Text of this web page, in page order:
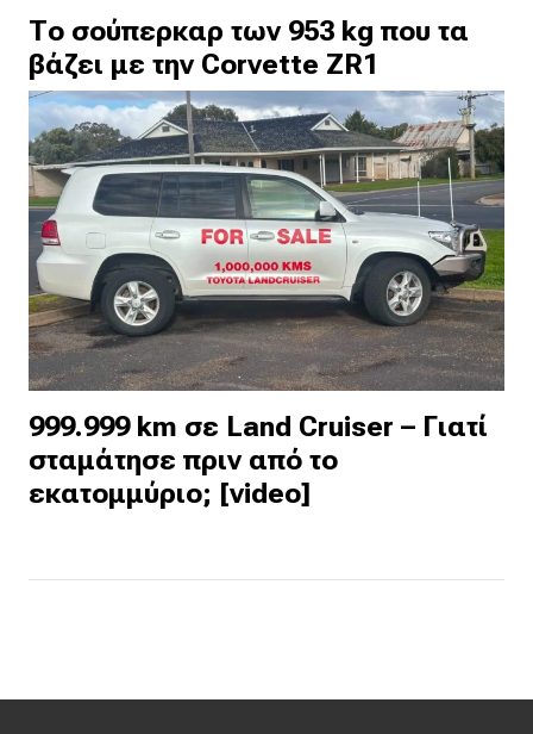
Το σούπερκαρ των 953 kg που τα
βάζει με την Corvette ZR1
999.999 km σε Land Cruiser – Γιατί
σταμάτησε πριν από το
εκατομμύριο; [video]